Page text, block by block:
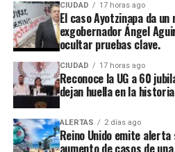
CIUDAD 17 horas ago
El caso Ayotzinapa da
exgobernador Ángel
ocultar pruebas clave.
CIUDAD 17 horas ago
Reconoce la UG a 60
dejan huella en la
ALERTAS 2 días ago
Reino Unido emite
aumento de casos de